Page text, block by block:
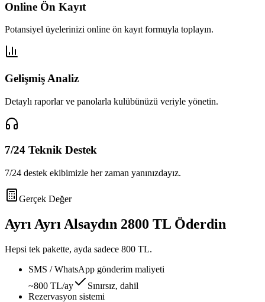
Online Ön Kayıt
Potansiyel üyelerinizi online ön kayıt formuyla toplayın.
Gelişmiş Analiz
Detaylı raporlar ve panolarla kulübünüzü veriyle yönetin.
7/24 Teknik Destek
7/24 destek ekibimizle her zaman yanınızdayız.
Gerçek Değer
Ayrı Ayrı Alsaydın 2800 TL Öderdin
Hepsi tek pakette, ayda sadece 800 TL.
SMS / WhatsApp gönderim maliyeti
~800 TL/ay
Sınırsız, dahil
Rezervasyon sistemi